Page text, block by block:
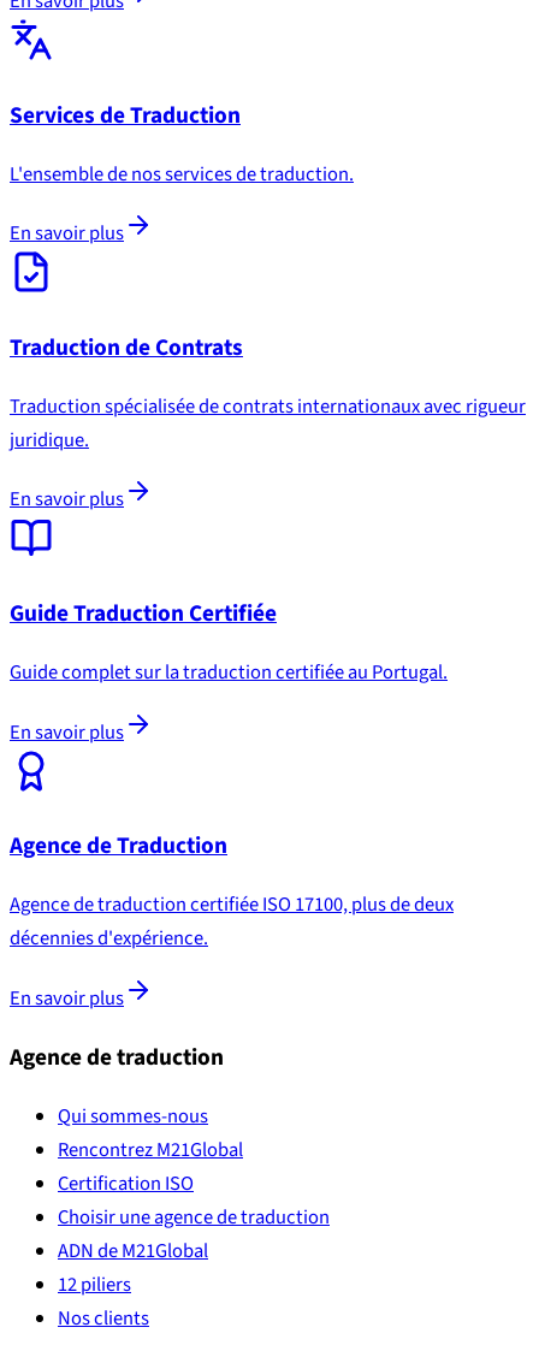
Services de Traduction
L'ensemble de nos services de traduction.
En savoir plus
Traduction de Contrats
Traduction spécialisée de contrats internationaux avec rigueur
juridique.
En savoir plus
Guide Traduction Certifiée
Guide complet sur la traduction certifiée au Portugal.
En savoir plus
Agence de Traduction
Agence de traduction certifiée ISO 17100, plus de deux
décennies d'expérience.
En savoir plus
Agence de traduction
Qui sommes-nous
Rencontrez M21Global
Certification ISO
Choisir une agence de traduction
ADN de M21Global
12 piliers
Nos clients